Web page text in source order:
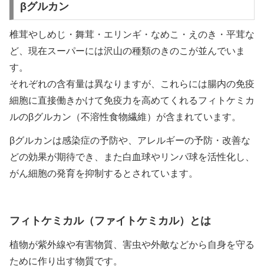
βグルカン
椎茸やしめじ・舞茸・エリンギ・なめこ・えのき・平茸な
ど、現在スーパーには沢山の種類のきのこが並んでいま
す。
それぞれの含有量は異なりますが、これらには腸内の免疫
細胞に直接働きかけて免疫力を高めてくれるフィトケミカ
ルのβグルカン（不溶性食物繊維）が含まれています。
βグルカンは感染症の予防や、アレルギーの予防・改善な
どの効果が期待でき、また白血球やリンパ球を活性化し、
がん細胞の発育を抑制するとされています。
フィトケミカル（ファイトケミカル）とは
植物が紫外線や有害物質、害虫や外敵などから自身を守る
ために作り出す物質です。